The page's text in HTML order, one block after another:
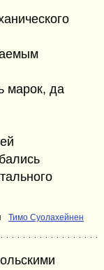
марок, да
Тимо Суолахейнен